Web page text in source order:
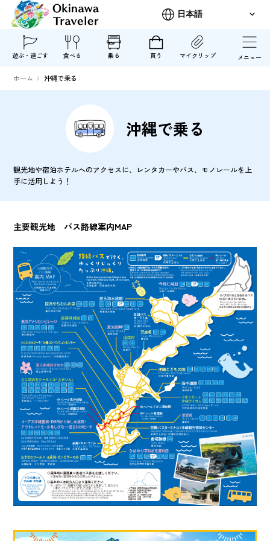
遊ぶ・過ごす 食べる 乗る 買う マイクリップ メニュー
ホーム 沖縄で乗る
沖縄で乗る
観光地や宿泊ホテルへのアクセスに、レンタカーやバス、モノレールを上
手に活用しよう！
主要観光地 バス路線案内MAP